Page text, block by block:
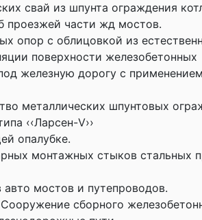
свай из шпунта ограждения
проезжей части жд мостов.
опор с облицовкой из
поверхности железобетонных
железную дорогу с применением
металлических шпунтовых
‹‹Ларсен-V››
опалубке.
монтажных стыков стальных
мостов и путепроводов.
сборного